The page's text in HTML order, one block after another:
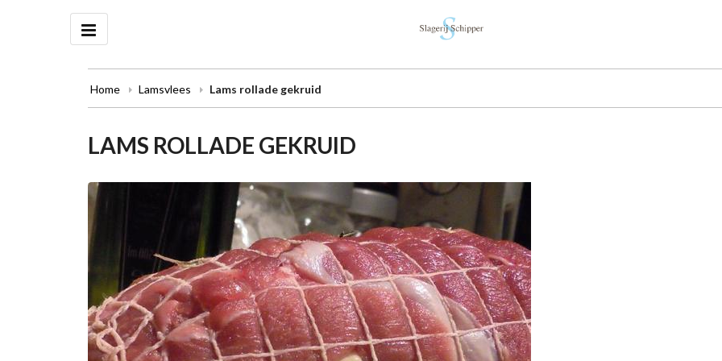
Home Lamsvlees Lams rollade gekruid
LAMS ROLLADE GEKRUID